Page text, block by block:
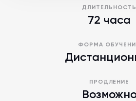
ДЛИТЕЛЬНОСТЬ
72 часа
ФОРМА
ПРОДЛЕНИЕ